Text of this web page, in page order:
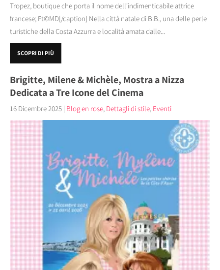
Tropez, boutique che porta il nome dell'indimenticabile attrice
francese; Ft©MD[/caption] Nella città natale di B.B., una delle perle
turistiche della Costa Azzurra e località amata dalle...
SCOPRI DI PIÙ
Brigitte, Milene & Michèle, Mostra a Nizza
Dedicata a Tre Icone del Cinema
16 Dicembre 2025 | Blog en rose, Dettagli di stile, Eventi